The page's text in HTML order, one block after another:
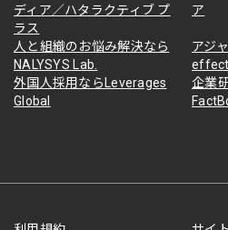
ディア／ハタラクティブ プ
ラス
ア
人と組織のお悩み解決なら
NALYSYS Lab.
アジ
外国人採用ならLeverages
Global
企業